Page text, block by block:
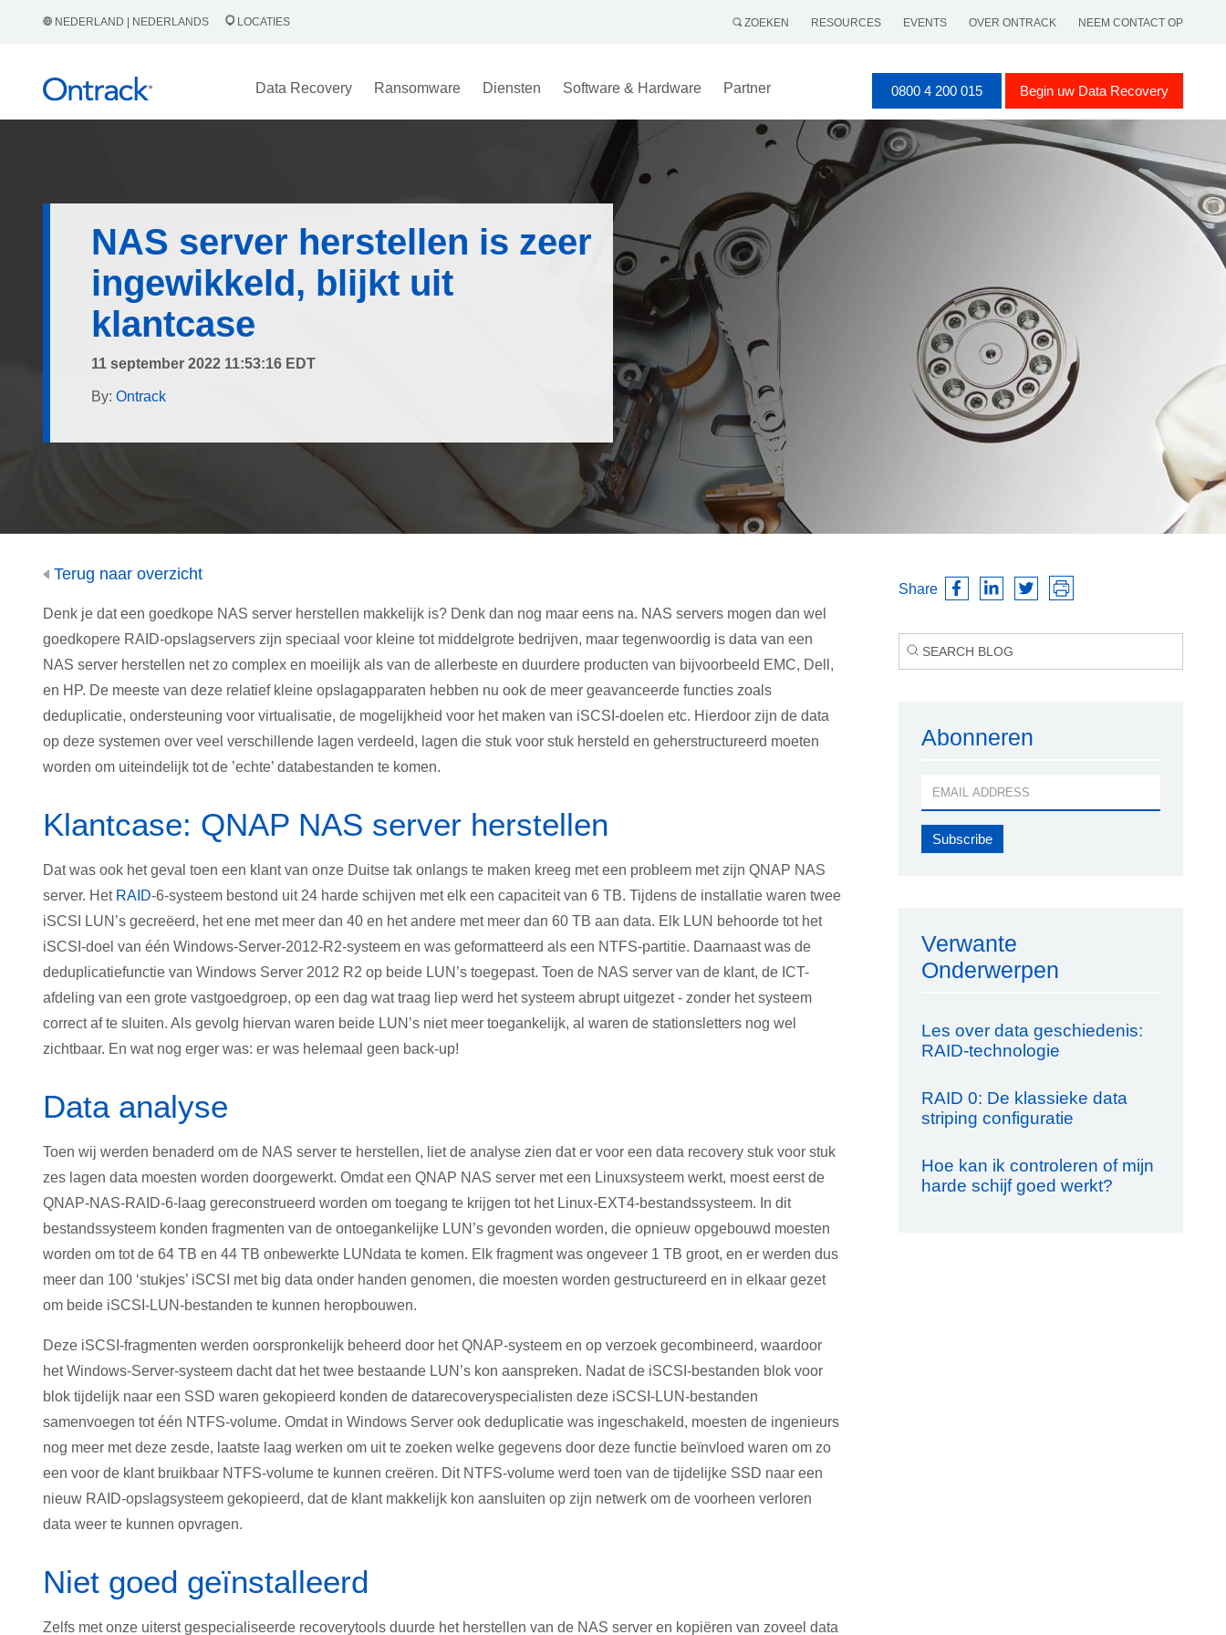
NEDERLAND | NEDERLANDS LOCATIES ZOEKEN RESOURCES EVENTS OVER ONTRACK NEEM CONTACT OP
Data Recovery Ransomware Diensten Software & Hardware Partner 0800 4 200 015 Begin uw Data Recovery
NAS server herstellen is zeer
ingewikkeld, blijkt uit
klantcase
11 september 2022 11:53:16 EDT
By: Ontrack
Terug naar overzicht
Denk je dat een goedkope NAS server herstellen makkelijk is? Denk dan nog maar eens na. NAS servers mogen dan wel
goedkopere RAID-opslagservers zijn speciaal voor kleine tot middelgrote bedrijven, maar tegenwoordig is data van een
NAS server herstellen net zo complex en moeilijk als van de allerbeste en duurdere producten van bijvoorbeeld EMC, Dell,
en HP. De meeste van deze relatief kleine opslagapparaten hebben nu ook de meer geavanceerde functies zoals
deduplicatie, ondersteuning voor virtualisatie, de mogelijkheid voor het maken van iSCSI-doelen etc. Hierdoor zijn de data
op deze systemen over veel verschillende lagen verdeeld, lagen die stuk voor stuk hersteld en geherstructureerd moeten
worden om uiteindelijk tot de ’echte’ databestanden te komen.
Klantcase: QNAP NAS server herstellen
Dat was ook het geval toen een klant van onze Duitse tak onlangs te maken kreeg met een probleem met zijn QNAP NAS
server. Het RAID-6-systeem bestond uit 24 harde schijven met elk een capaciteit van 6 TB. Tijdens de installatie waren twee
iSCSI LUN’s gecreëerd, het ene met meer dan 40 en het andere met meer dan 60 TB aan data. Elk LUN behoorde tot het
iSCSI-doel van één Windows-Server-2012-R2-systeem en was geformatteerd als een NTFS-partitie. Daarnaast was de
deduplicatiefunctie van Windows Server 2012 R2 op beide LUN’s toegepast. Toen de NAS server van de klant, de ICT-
afdeling van een grote vastgoedgroep, op een dag wat traag liep werd het systeem abrupt uitgezet - zonder het systeem
correct af te sluiten. Als gevolg hiervan waren beide LUN’s niet meer toegankelijk, al waren de stationsletters nog wel
zichtbaar. En wat nog erger was: er was helemaal geen back-up!
Data analyse
Toen wij werden benaderd om de NAS server te herstellen, liet de analyse zien dat er voor een data recovery stuk voor stuk
zes lagen data moesten worden doorgewerkt. Omdat een QNAP NAS server met een Linuxsysteem werkt, moest eerst de
QNAP-NAS-RAID-6-laag gereconstrueerd worden om toegang te krijgen tot het Linux-EXT4-bestandssysteem. In dit
bestandssysteem konden fragmenten van de ontoegankelijke LUN’s gevonden worden, die opnieuw opgebouwd moesten
worden om tot de 64 TB en 44 TB onbewerkte LUNdata te komen. Elk fragment was ongeveer 1 TB groot, en er werden dus
meer dan 100 ‘stukjes’ iSCSI met big data onder handen genomen, die moesten worden gestructureerd en in elkaar gezet
om beide iSCSI-LUN-bestanden te kunnen heropbouwen.
Deze iSCSI-fragmenten werden oorspronkelijk beheerd door het QNAP-systeem en op verzoek gecombineerd, waardoor
het Windows-Server-systeem dacht dat het twee bestaande LUN’s kon aanspreken. Nadat de iSCSI-bestanden blok voor
blok tijdelijk naar een SSD waren gekopieerd konden de datarecoveryspecialisten deze iSCSI-LUN-bestanden
samenvoegen tot één NTFS-volume. Omdat in Windows Server ook deduplicatie was ingeschakeld, moesten de ingenieurs
nog meer met deze zesde, laatste laag werken om uit te zoeken welke gegevens door deze functie beïnvloed waren om zo
een voor de klant bruikbaar NTFS-volume te kunnen creëren. Dit NTFS-volume werd toen van de tijdelijke SSD naar een
nieuw RAID-opslagsysteem gekopieerd, dat de klant makkelijk kon aansluiten op zijn netwerk om de voorheen verloren
data weer te kunnen opvragen.
Niet goed geïnstalleerd
Zelfs met onze uiterst gespecialiseerde recoverytools duurde het herstellen van de NAS server en kopiëren van zoveel data
Share
Abonneren
Verwante
Onderwerpen
Les over data geschiedenis:
RAID-technologie
RAID 0: De klassieke data
striping configuratie
Hoe kan ik controleren of mijn
harde schijf goed werkt?